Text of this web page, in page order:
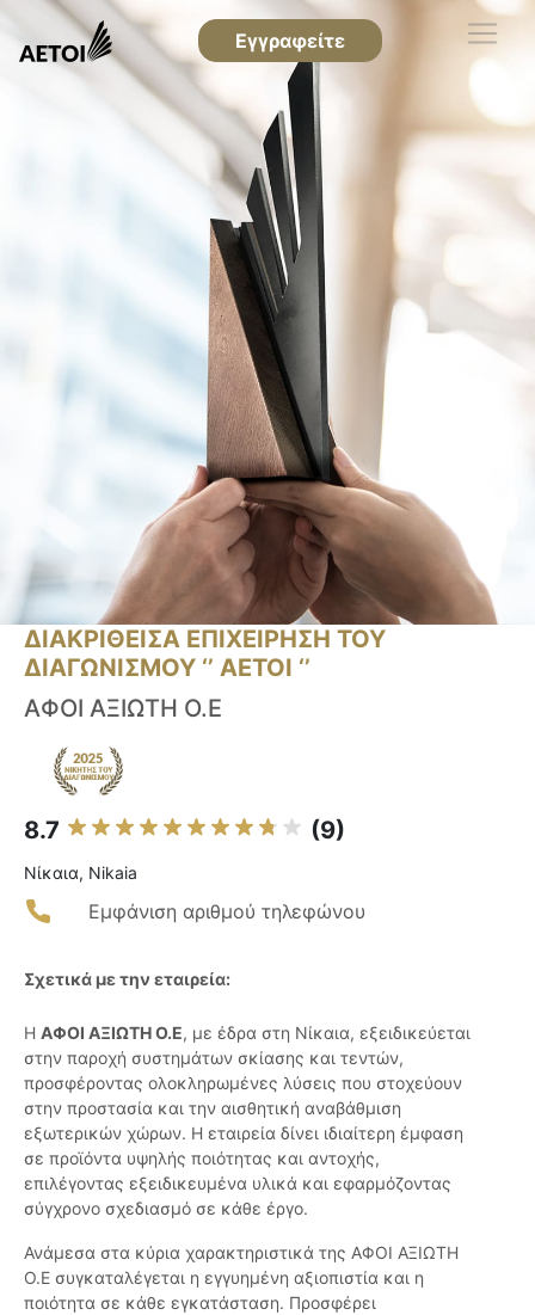
Εγγραφείτε
ΔΙΑΚΡΙΘΕΙΣΑ ΕΠΙΧΕΙΡΗΣΗ ΤΟΥ
ΔΙΑΓΩΝΙΣΜΟΥ ‘’ ΑΕΤΟΙ ‘’
ΑΦΟΙ ΑΞΙΩΤΗ Ο.Ε
8.7 (9)
Νίκαια, Nikaia
Εμφάνιση αριθμού τηλεφώνου
Σχετικά με την εταιρεία:
Η ΑΦΟΙ ΑΞΙΩΤΗ Ο.Ε, με έδρα στη Νίκαια, εξειδικεύεται
στην παροχή συστημάτων σκίασης και τεντών,
προσφέροντας ολοκληρωμένες λύσεις που στοχεύουν
στην προστασία και την αισθητική αναβάθμιση
εξωτερικών χώρων. Η εταιρεία δίνει ιδιαίτερη έμφαση
σε προϊόντα υψηλής ποιότητας και αντοχής,
επιλέγοντας εξειδικευμένα υλικά και εφαρμόζοντας
σύγχρονο σχεδιασμό σε κάθε έργο.
Ανάμεσα στα κύρια χαρακτηριστικά της ΑΦΟΙ ΑΞΙΩΤΗ
Ο.Ε συγκαταλέγεται η εγγυημένη αξιοπιστία και η
ποιότητα σε κάθε εγκατάσταση. Προσφέρει